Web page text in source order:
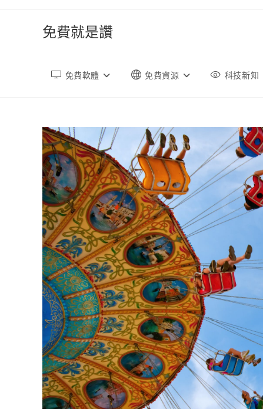
免費就是讚
免費軟體 免費資源 科技新知